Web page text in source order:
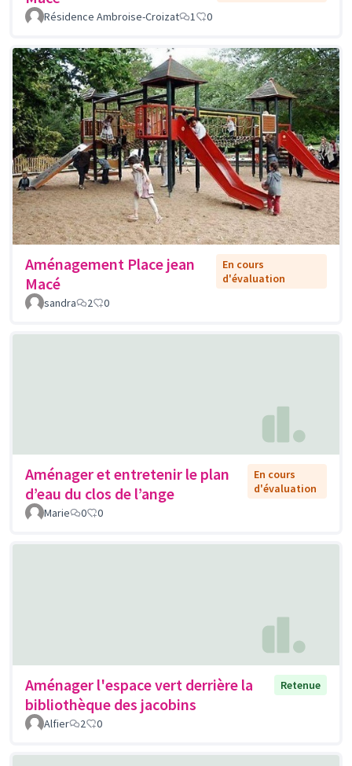
Résidence Ambroise-Croizat
1 0
Aménagement Place jean
Macé
En cours
d'évaluation
sandra
2 0
Aménager et entretenir le plan
d’eau du clos de l’ange
En cours
d'évaluation
Marie
0 0
Aménager l'espace vert derrière la
bibliothèque des jacobins
Retenue
Alfier 2 0